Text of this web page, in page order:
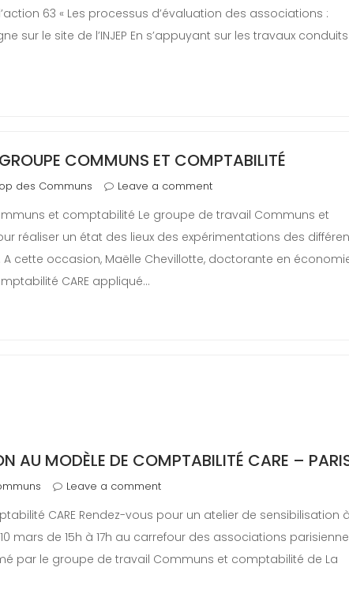
63 « Les processus d’évaluation des associations :
sur le site de l’INJEP En s’appuyant sur les travaux conduits
COMMUNS ET COMPTABILITÉ
des Communs Leave a comment
et comptabilité Le groupe de travail Communs et
réaliser un état des lieux des expérimentations des
cette occasion, Maëlle Chevillotte, doctorante en
CARE appliqué…
AU MODÈLE DE COMPTABILITÉ CARE –
Leave a comment
CARE Rendez-vous pour un atelier de sensibilisation à
mars de 15h à 17h au carrefour des associations
par le groupe de travail Communs et comptabilité de La